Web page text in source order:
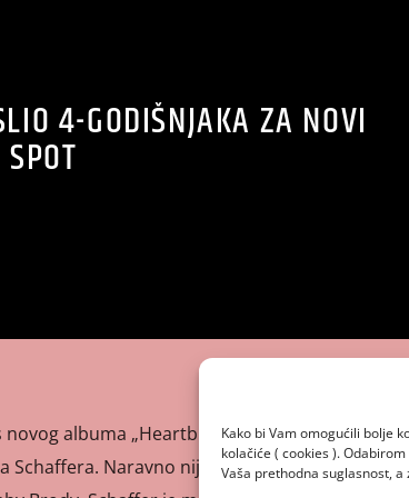
Kako bi Vam omogućili bolje
kolačiće ( cookies ).
Vaša prethodna suglasnost,
4-GODIŠNJAKA ZA NOVI
SPOT
albuma „Heartbreak Weather”, Niall
Schaffera. Naravno nije izabrao nasumičnog